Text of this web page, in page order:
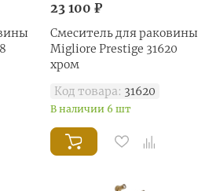
23 100 ₽
Смеситель для раковины
Migliore Prestige 31620
хром
Код товара: 31620
В наличии 6 шт